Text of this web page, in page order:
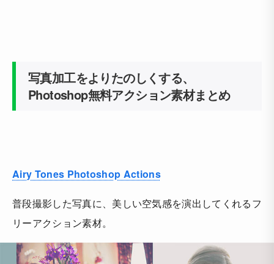
写真加工をよりたのしくする、
Photoshop無料アクション素材まとめ
Airy Tones Photoshop Actions
普段撮影した写真に、美しい空気感を演出してくれるフ
リーアクション素材。